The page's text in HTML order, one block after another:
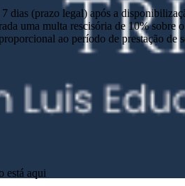
dias (prazo legal) após a
uma multa rescisória de 10%
ao período de prestação de
está aqui